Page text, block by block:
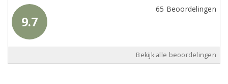
9.7
65 Beoordelingen
Bekijk alle beoordelingen